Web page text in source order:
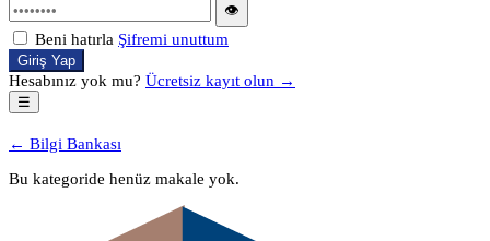
👁
Beni hatırla Şifremi unuttum
Giriş Yap
Hesabınız yok mu? Ücretsiz kayıt olun →
☰
← Bilgi Bankası
Bu kategoride henüz makale yok.